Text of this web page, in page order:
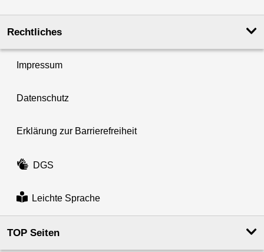
Rechtliches
Impressum
Datenschutz
Erklärung zur Barrierefreiheit
DGS
Leichte Sprache
TOP Seiten